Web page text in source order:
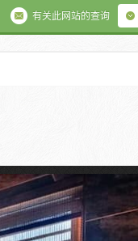
有关此网站的查询